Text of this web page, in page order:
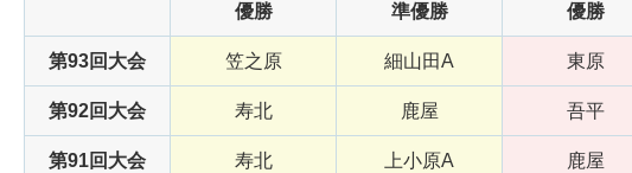
優勝
準優勝 優勝
第93回大会 笠之原 細山田A 東原
第92回大会 寿北 鹿屋 吾平
第91回大会 寿北 上小原A 鹿屋